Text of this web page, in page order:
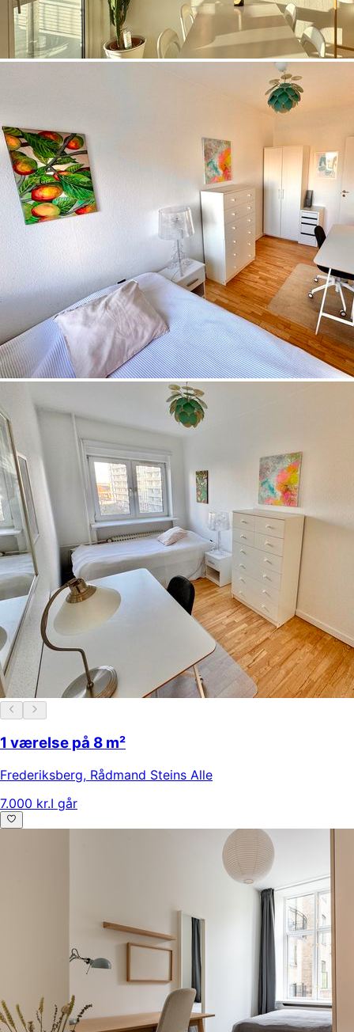
1 værelse på 8 m²
Frederiksberg, Rådmand Steins Alle
7.000 kr.I går